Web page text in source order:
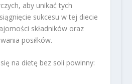
aby unikać tych
sukcesu w tej diecie
składników oraz
posiłków.
na dietę bez soli powinny: